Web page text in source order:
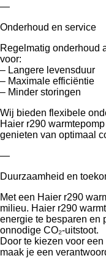
—
Onderhoud en service
Regelmatig onderhoud
voor:
– Langere levensduur
– Maximale efficiëntie
– Minder storingen
Wij bieden flexibele
Haier r290
genieten van optimaal
—
Duurzaamheid en
Met een Haier r290
milieu. Haier r290
energie te besparen en
onnodige CO₂-uitstoot.
Door te kiezen voor
maak je een